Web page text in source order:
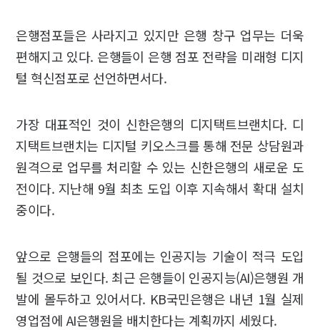
은행점포들은 사라지고 있지만 은행 창구 업무는 더욱
편해지고 있다. 은행들이 은행 점포 전략을 미래형 디지
털 혁신점포로 선언하면서다.
가장 대표적인 것이 신한은행의 디지택트브랜치다. 디
지택트브랜치는 디지털 키오스크를 통해 전문 상담원과
원격으로 업무를 처리할 수 있는 신한은행의 새로운 도
전이다. 지난해 9월 최초 도입 이후 지속해서 확대 설치
중이다.
앞으로 은행들의 점포에는 인공지능 기술이 적극 도입
될 것으로 보인다. 최근 은행들이 인공지능(AI)은행원 개
발에 몰두하고 있어서다. KB국민은행은 내년 1월 실제
영업점에 AI은행원을 배치한다는 계획까지 세웠다.